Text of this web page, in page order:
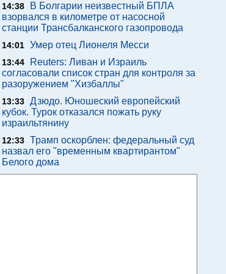
14:38
В Болгарии неизвестный БПЛА
взорвался в километре от насосной
станции Трансбалканского газопровода
14:01 Умер отец Лионеля Месси
13:44
Reuters: Ливан и Израиль
согласовали список стран для контроля за
разоружением "Хизбаллы"
13:33 Дзюдо. Юношеский европейский
кубок. Турок отказался пожать руку
израильтянину
12:33 Трамп оскорблен: федеральный суд
назвал его "временным квартирантом"
Белого дома